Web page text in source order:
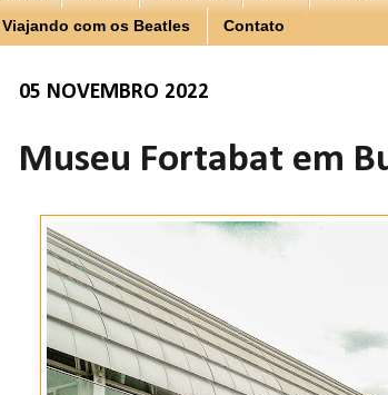
Viajando com os Beatles Contato
05 NOVEMBRO 2022
Museu Fortabat em